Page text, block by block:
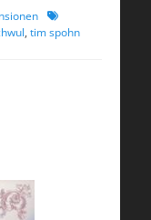
Schlagworte
, tim spohn